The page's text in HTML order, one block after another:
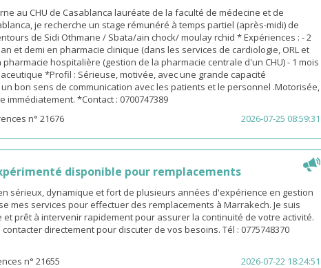
au CHU de Casablanca lauréate de la faculté de médecine et de
je recherche un stage rémunéré à temps partiel (après-midi) de
de Sidi Othmane / Sbata/ain chock/ moulay rchid * Expériences : - 2
et demi en pharmacie clinique (dans les services de cardiologie, ORL et
pharmacie hospitalière (gestion de la pharmacie centrale d'un CHU) - 1 mois
*Profil : Sérieuse, motivée, avec une grande capacité
un bon sens de communication avec les patients et le personnel .Motorisée,
immédiatement. *Contact : 0700747389
n° 21676 2026-07-25 08:59:31
disponible pour remplacements
sérieux, dynamique et fort de plusieurs années d'expérience en gestion
mes services pour effectuer des remplacements à Marrakech. Je suis
prêt à intervenir rapidement pour assurer la continuité de votre activité.
directement pour discuter de vos besoins. Tél : 0775748370
n° 21655 2026-07-22 18:24:51